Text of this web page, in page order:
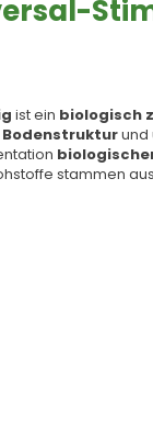
ist ein biologisch
Bodenstrukturund
stammen